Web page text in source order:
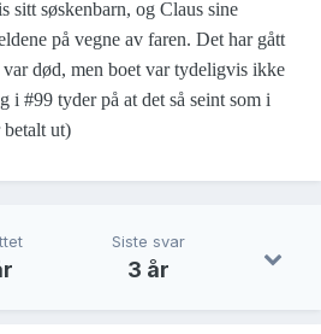
sitt søskenbarn, og Claus sine
på vegne av faren. Det har gått
død, men boet var tydeligvis ikke
i #99 tyder på at det så seint som i
ut)
Siste svar
3 år